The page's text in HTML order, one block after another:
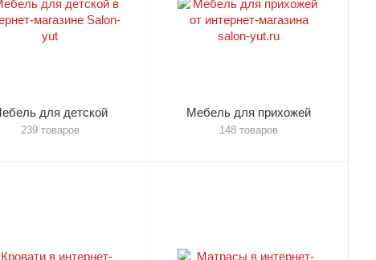
для детской
239 товаров
Мебель для прихожей
148 товаров